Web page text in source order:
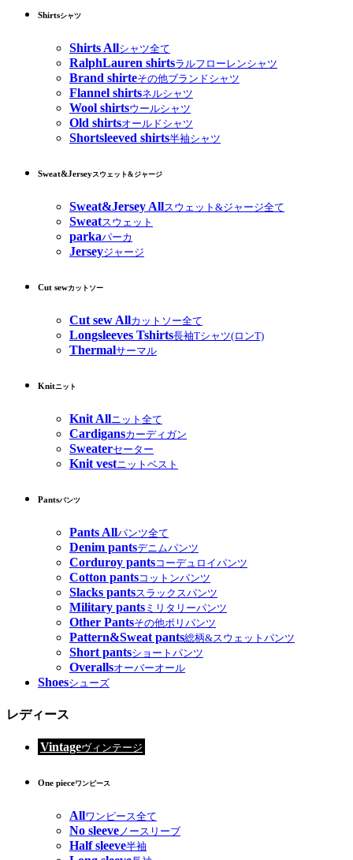
Shirtsシャツ
Shirts Allシャツ全て
RalphLauren shirtsラルフローレンシャツ
Brand shirteその他ブランドシャツ
Flannel shirtsネルシャツ
Wool shirtsウールシャツ
Old shirtsオールドシャツ
Shortsleeved shirts半袖シャツ
Sweat&Jerseyスウェット&ジャージ
Sweat&Jersey Allスウェット&ジャージ全て
Sweatスウェット
parkaパーカ
Jerseyジャージ
Cut sewカットソー
Cut sew Allカットソー全て
Longsleeves Tshirts長袖Tシャツ(ロンT)
Thermalサーマル
Knitニット
Knit Allニット全て
Cardigansカーディガン
Sweaterセーター
Knit vestニットベスト
Pantsパンツ
Pants Allパンツ全て
Denim pantsデニムパンツ
Corduroy pantsコーデュロイパンツ
Cotton pantsコットンパンツ
Slacks pantsスラックスパンツ
Military pants ミリタリーパンツ
Other Pantsその他ポリパンツ
Pattern&Sweat pants総柄&スウェットパンツ
Short pantsショートパンツ
Overallsオーバーオール
Shoesシューズ
レディース
Vintageヴィンテージ
One pieceワンピース
Allワンピース全て
No sleeveノースリーブ
Half sleeve半袖